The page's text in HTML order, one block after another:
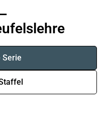
Serie